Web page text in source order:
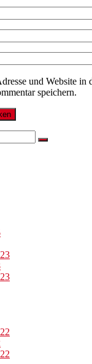
und Website in
speichern.